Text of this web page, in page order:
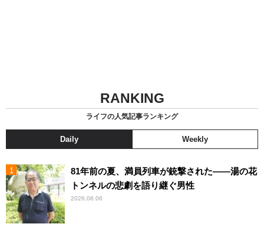
RANKING
ライフの人気記事ランキング
Daily Weekly
81年前の夏、満員列車が銃撃された――湯の花
トンネルの悲劇を語り継ぐ男性
2026.08.06